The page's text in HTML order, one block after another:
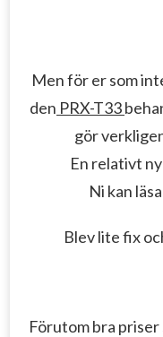
Men för er som
den PRX-T33
gör
En relativt
Ni kan
Blev lite fix
Förutom bra